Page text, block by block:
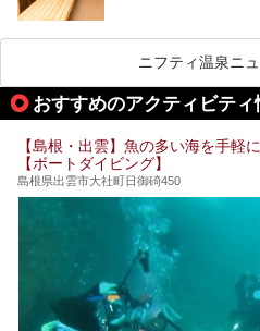
しかしサウナは一口に
チームサウナ、塩サウ
今回はそんな今話題の
ススメ温泉・銭湯・ス
ニフティ温泉ニ
おすすめのアクティビティ
【島根・出雲】魚の多い海を手軽
【ボートダイビング】
島根県出雲市大社町日御碕450